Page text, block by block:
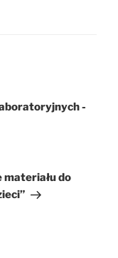
-
materiału do